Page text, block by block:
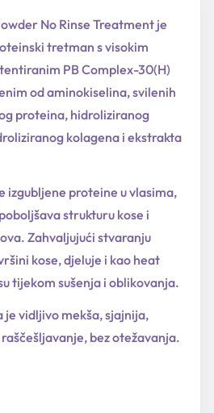
No Rinse Treatment je
tretman s visokim
PB Complex-30(H)
od aminokiselina, svilenih
proteina, hidroliziranog
kolagena i ekstrakta
izgubljene proteine u vlasima,
strukturu kose i
Zahvaljujući stvaranju
kose, djeluje i kao heat
tijekom sušenja i oblikovanja.
je vidljivo mekša, sjajnija,
bez otežavanja.